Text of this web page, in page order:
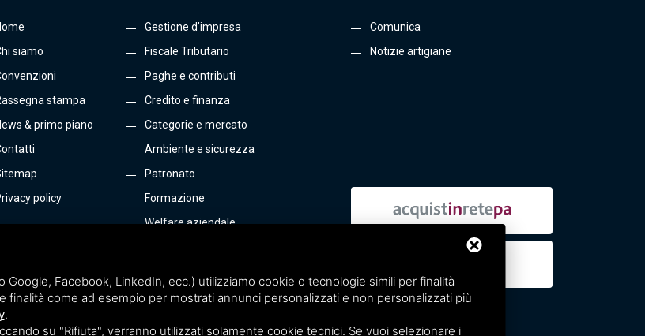
siamo
stampa
& primo piano
policy
Gestione d’impresa
Fiscale Tributario
Paghe e contributi
Credito e finanza
Categorie e mercato
Ambiente e sicurezza
Patronato
Formazione
Welfare aziendale
Comunica
Notizie artigiane
Facebook, LinkedIn, ecc.) utilizziamo cookie o tecnologie simili per finalità
come ad esempio per mostrati annunci personalizzati e non personalizzati più
.
su "Rifiuta", verranno utilizzati solamente cookie tecnici. Se vuoi selezionare i